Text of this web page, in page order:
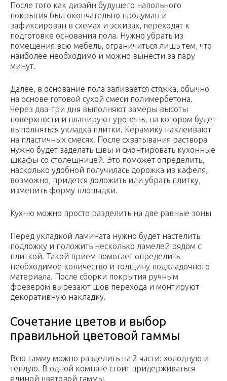
После того как дизайн будущего напольного
покрытия был окончательно продуман и
зафиксирован в схемах и эскизах, переходят к
подготовке основания пола. Нужно убрать из
помещения всю мебель, ограничиться лишь тем, что
наиболее необходимо и можно вынести за пару
минут.
Далее, в основание пола заливается стяжка, обычно
на основе готовой сухой смеси полимербетона.
Через два-три дня выполняют замеры высоты
поверхности и планируют уровень, на котором будет
выполняться укладка плитки. Керамику наклеивают
на пластичных смесях. После схватывания раствора
нужно будет заделать швы и смонтировать кухонные
шкафы со столешницей. Это поможет определить,
насколько удобной получилась дорожка из кафеля,
возможно, придется доложить или убрать плитку,
изменить форму площадки.
Кухню можно просто разделить на две равные зоны
Перед укладкой ламината нужно будет настелить
подложку и положить несколько ламелей рядом с
плиткой. Такой прием помогает определить
необходимое количество и толщину подкладочного
материала. После сборки покрытия ручным
фрезером вырезают шов перехода и монтируют
декоративную накладку.
Сочетание цветов и выбор
правильной цветовой гаммы
Всю гамму можно разделить на 2 части: холодную и
теплую. В одной комнате стоит придерживаться
единой цветовой гаммы.